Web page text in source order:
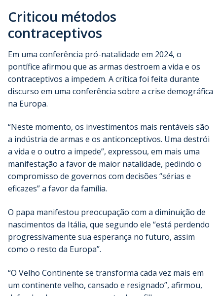
Criticou métodos
contraceptivos
Em uma conferência pró-natalidade em 2024, o
pontífice afirmou que as armas destroem a vida e os
contraceptivos a impedem. A crítica foi feita durante
discurso em uma conferência sobre a crise demográfica
na Europa.
“Neste momento, os investimentos mais rentáveis são
a indústria de armas e os anticonceptivos. Uma destrói
a vida e o outro a impede”, expressou, em mais uma
manifestação a favor de maior natalidade, pedindo o
compromisso de governos com decisões “sérias e
eficazes” a favor da família.
O papa manifestou preocupação com a diminuição de
nascimentos da Itália, que segundo ele “está perdendo
progressivamente sua esperança no futuro, assim
como o resto da Europa”.
“O Velho Continente se transforma cada vez mais em
um continente velho, cansado e resignado”, afirmou,